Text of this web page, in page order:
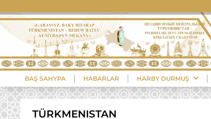
BAŞ SAHYPA HABARLAR HARBY DURMUŞ
TÜRKMENISTAN